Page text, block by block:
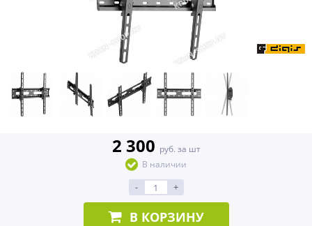
2 300 руб. за шт
В наличии
- +
В КОРЗИНУ